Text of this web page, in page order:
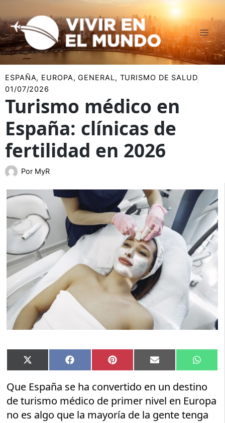
al
contenido
ESPAÑA, EUROPA,GENERAL, TURISMO DE SALUD
01/07/2026
Turismo médico en
España: clínicas de
fertilidad en 2026
Por MyR
Compartir
en
X
(Twitter)
Compartir
en
Facebook Compartir
en
Pinterest Compartir
en
Email
en
Que España se ha convertido en un destino
de turismo médico de primer nivel en Europa
no es algo que la mayoría de la gente tenga